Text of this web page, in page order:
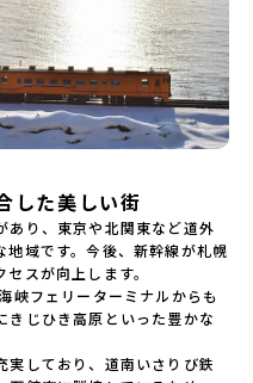
した美しい街
り、東京や北関東など道外
域です。今後、新幹線が札幌
スが向上します。
峡フェリーターミナルからも
きじひき高原といった豊かな
しており、道南いさりび鉄